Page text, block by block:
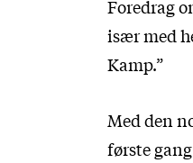
Foredrag
især med
Kamp.”
Med den
første